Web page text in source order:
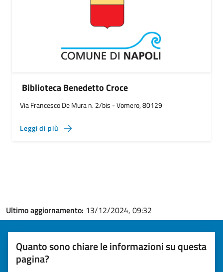
Biblioteca Benedetto Croce
Via Francesco De Mura n. 2/bis - Vomero, 80129
Leggi di più
Ultimo aggiornamento: 13/12/2024, 09:32
Quanto sono chiare le informazioni su questa
pagina?